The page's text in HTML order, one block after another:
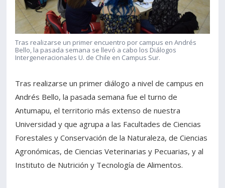
Tras realizarse un primer encuentro por campus en Andrés
Bello, la pasada semana se llevó a cabo los Diálogos
Intergeneracionales U. de Chile en Campus Sur.
Tras realizarse un primer diálogo a nivel de campus en
Andrés Bello, la pasada semana fue el turno de
Antumapu, el territorio más extenso de nuestra
Universidad y que agrupa a las Facultades de Ciencias
Forestales y Conservación de la Naturaleza, de Ciencias
Agronómicas, de Ciencias Veterinarias y Pecuarias, y al
Instituto de Nutrición y Tecnología de Alimentos.